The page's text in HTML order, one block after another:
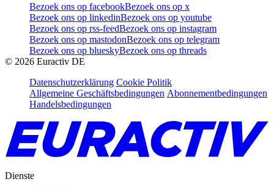
Bezoek ons op facebookBezoek ons op x
Bezoek ons op linkedinBezoek ons op youtube
Bezoek ons op rss-feedBezoek ons op instagram
Bezoek ons op mastodonBezoek ons op telegram
Bezoek ons op blueskyBezoek ons op threads
© 2026 Euractiv DE
Datenschutzerklärung Cookie Politik
Allgemeine Geschäftsbedingungen Abonnementbedingungen
Handelsbedingungen
Dienste